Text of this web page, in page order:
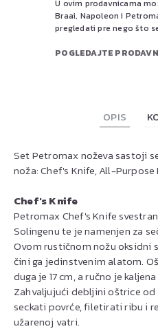
U ovim prodavnicama
Braai, Napoleon i
pregledati pre nego što
POGLEDAJTE
OPIS
Set Petromax noževa sastoji
noža: Chef's Knife, All-Purpose
Chef's Knife
Petromax Chef's Knife
Solingenu te je namenjen za
Ovom rustičnom nožu oksidni
čini ga jedinstvenim alatom.
duga je 17 cm, a ručno je
Zahvaljujući debljini oštrice
seckati povrće, filetirati ribu i
užarenoj vatri.